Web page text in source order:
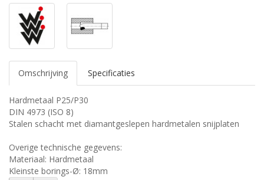
Omschrijving Specificaties
Hardmetaal P25/P30
DIN 4973 (ISO 8)
Stalen schacht met diamantgeslepen hardmetalen snijplaten
Overige technische gegevens:
Materiaal: Hardmetaal
Kleinste borings-Ø: 18mm